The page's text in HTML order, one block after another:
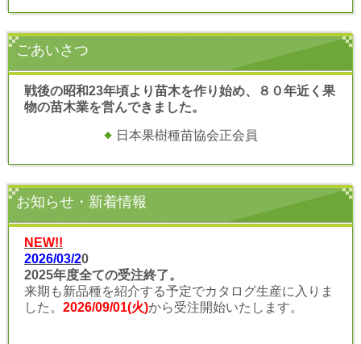
ごあいさつ
戦後の昭和23年頃より苗木を作り始め、８０年近く果
物の苗木業を営んできました。
日本果樹種苗協会正会員
お知らせ・新着情報
NEW!!
2026/03/20
2025年度全ての受注終了。
来期も新品種を紹介する予定でカタログ生産に入りま
した。 2026/09/01(火)から受注開始いたします。